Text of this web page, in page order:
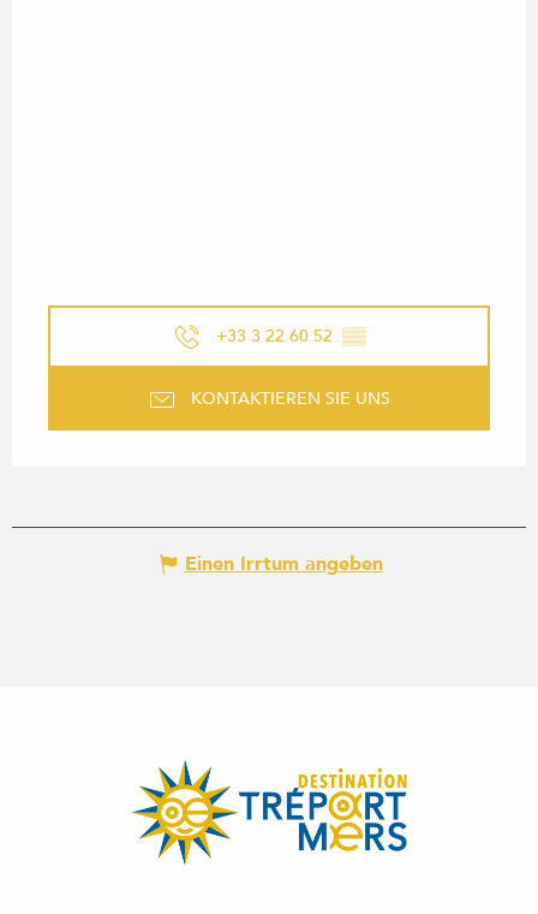
+33 3 22 60 52 ▒▒
KONTAKTIEREN SIE UNS
Einen Irrtum angeben